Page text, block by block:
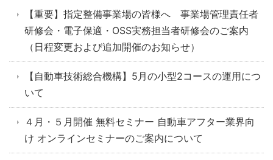
【重要】指定整備事業場の皆様へ 事業場管理責任者
研修会・電子保適・OSS実務担当者研修会のご案内
（日程変更および追加開催のお知らせ）
【自動車技術総合機構】5月の小型2コースの運用につ
いて
４月・５月開催 無料セミナー 自動車アフター業界向
け オンラインセミナーのご案内について